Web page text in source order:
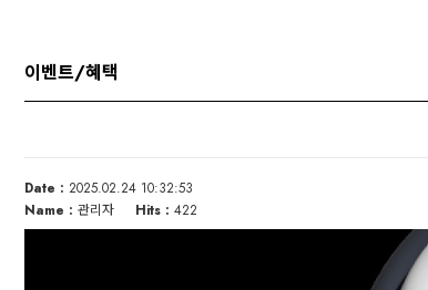
이벤트/혜택
Date : 2025.02.24 10:32:53
Name : 관리자 Hits : 422